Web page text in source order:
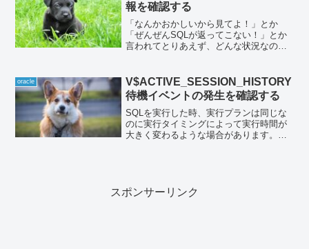
報を確認する
「なんかおかしいから見てよ！」とか
「ぜんぜんSQLが返ってこない！」とか
言われてとりあえず、どんな状況なのか
ォーマンス・ビューを結合していますの
で以下簡単に解説しま...
oracle
V$ACTIVE_SESSION_HISTORY
待機イベントの発生を確認する
SQLを実行した時、実行プランは同じな
のに実行タイミングによって実行時間が
大きく変わるような場合があります。こ
スポンサーリンク